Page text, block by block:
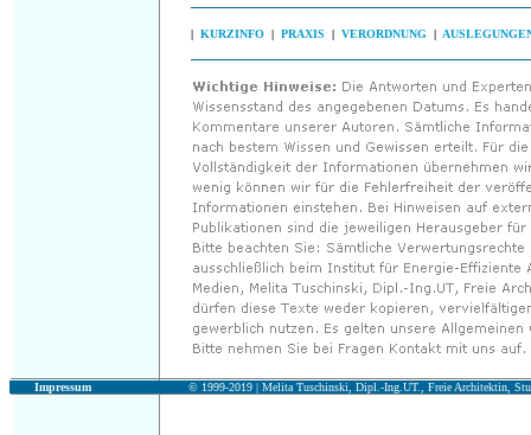
| KURZINFO | PRAXIS | VERORDNUNG |
Impressum © 1999-2019 | Melita Tuschinski, Dipl.-Ing.UT., Freie Architektin,